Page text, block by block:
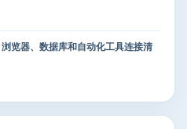
览器、数据库和自动化工具连接清